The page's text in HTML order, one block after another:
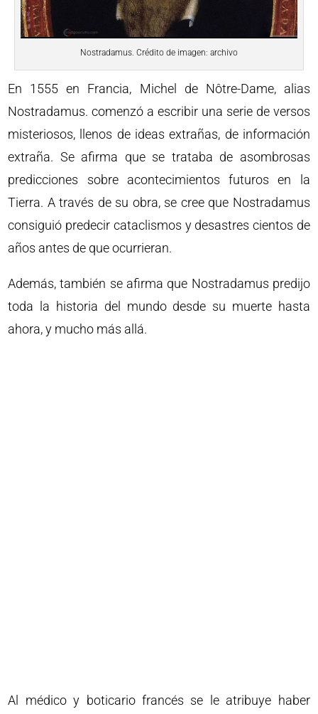
Nostradamus. Crédito de imagen: archivo
En 1555 en Francia, Michel de Nôtre-Dame, alias
Nostradamus. comenzó a escribir una serie de versos
misteriosos, llenos de ideas extrañas, de información
extraña. Se afirma que se trataba de asombrosas
predicciones sobre acontecimientos futuros en la
Tierra. A través de su obra, se cree que Nostradamus
consiguió predecir cataclismos y desastres cientos de
años antes de que ocurrieran.
Además, también se afirma que Nostradamus predijo
toda la historia del mundo desde su muerte hasta
ahora, y mucho más allá.
Al médico y boticario francés se le atribuye haber